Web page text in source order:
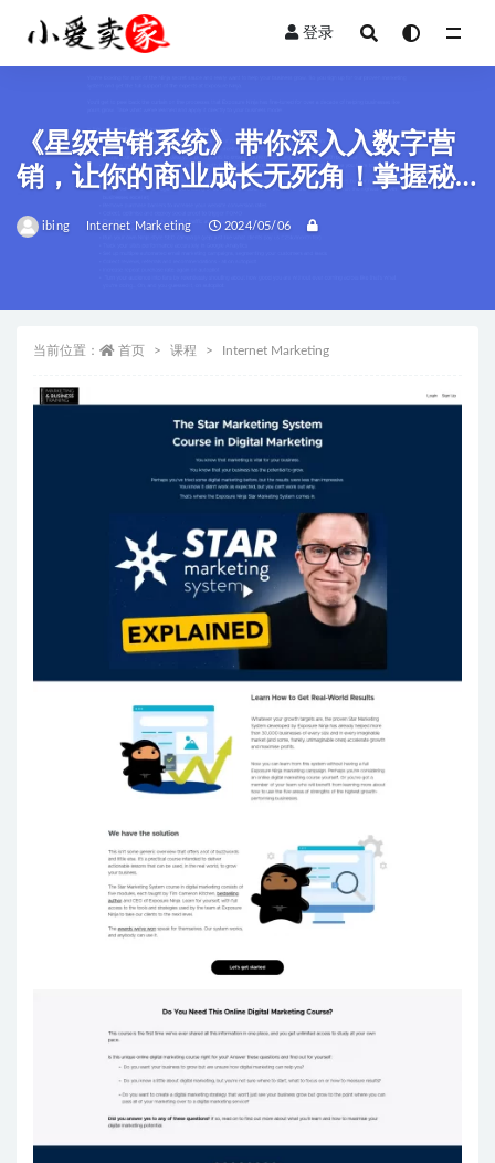
登录
《星级营销系统》带你深入入数字营
销，让你的商业成长无死角！掌握秘
诀，一步登天！
ibing Internet Marketing 2024/05/06
当前位置： 首页 课程 Internet Marketing